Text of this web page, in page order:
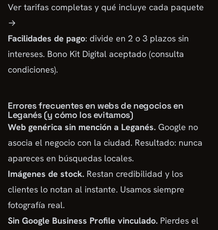
Ver tarifas completas y qué incluye cada paquete
→
Facilidades de pago: divide en 2 o 3 plazos sin
intereses. Bono Kit Digital aceptado (consulta
condiciones).
Errores frecuentes en webs de negocios en
Leganés (y cómo los evitamos)
Web genérica sin mención a Leganés. Google no
asocia el negocio con la ciudad. Resultado: nunca
apareces en búsquedas locales.
Imágenes de stock. Restan credibilidad y los
clientes lo notan al instante. Usamos siempre
fotografía real.
Sin Google Business Profile vinculado. Pierdes el